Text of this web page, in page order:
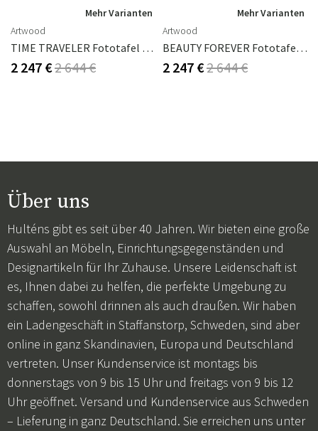
Mehr Varianten
Artwood
TIME TRAVELER Fototafel – 100x150, Aluminium
2 247 €2 644 €
Mehr Varianten
Artwood
BEAUTY FOREVER Fototafel – 100 X 150, Aluminium
2 247 €2 644 €
Über uns
Hulténs gibt es seit über 40 Jahren. Wir bieten eine große
Auswahl an Möbeln, Einrichtungsgegenständen und
Designartikeln für Ihr Zuhause. Unsere Leidenschaft ist
es, Ihnen dabei zu helfen, die perfekte Umgebung zu
schaffen, sowohl drinnen als auch draußen. Wir haben
ein Ladengeschäft in Staffanstorp, Schweden, sind aber
online in ganz Skandinavien, Europa und Deutschland
vertreten. Unser Kundenservice ist montags bis
donnerstags von 9 bis 15 Uhr und freitags von 9 bis 12
Uhr geöffnet. Versand und Kundenservice aus Schweden
– Lieferung in ganz Deutschland. Sie erreichen uns unter